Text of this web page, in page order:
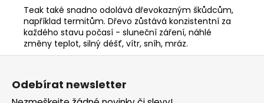
Teak také snadno odolává dřevokazným škůdcům,
například termitům. Dřevo zůstává konzistentní za
každého stavu počasí - sluneční záření, náhlé
změny teplot, silný déšť, vítr, sníh, mráz.
Odebírat newsletter